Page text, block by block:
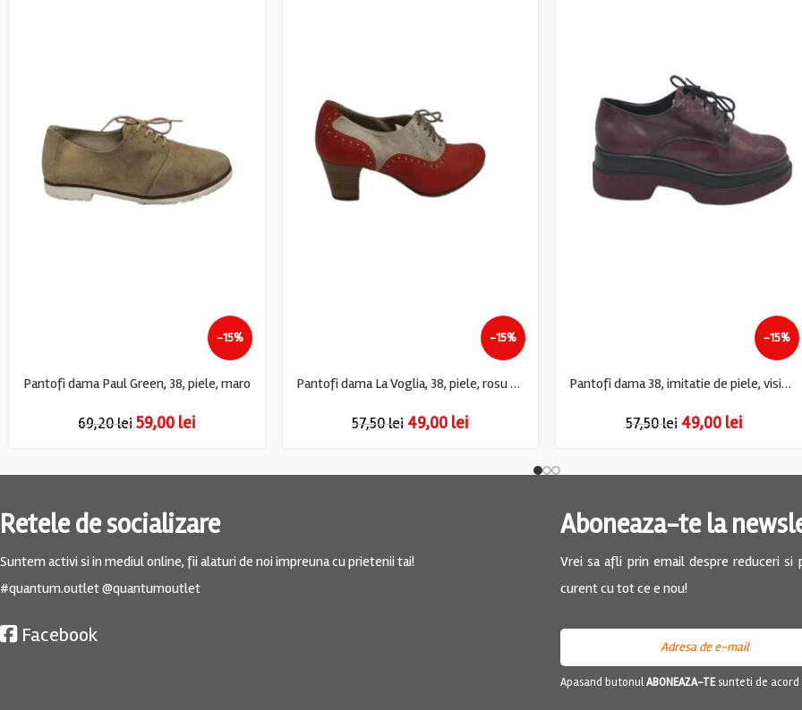
-15%
Pantofi dama Paul Green, 38, piele, maro
69,20lei 59,00 lei
-15%
Pantofi dama La Voglia, 38, piele, rosu gri
57,50lei 49,00 lei
-15%
Pantofi dama 38, imitatie de piele, visiniu
57,50lei 49,00 lei
Retele de socializare
Suntem activi si in mediul online, fii alaturi de noi impreuna cu prietenii tai!
#quantum.outlet @quantumoutlet
Facebook
Aboneaza-te la
Vrei sa afli prin email despre reduceri
curent cu tot ce e nou!
Apasand butonulABONEAZA-TEsunteti de acord